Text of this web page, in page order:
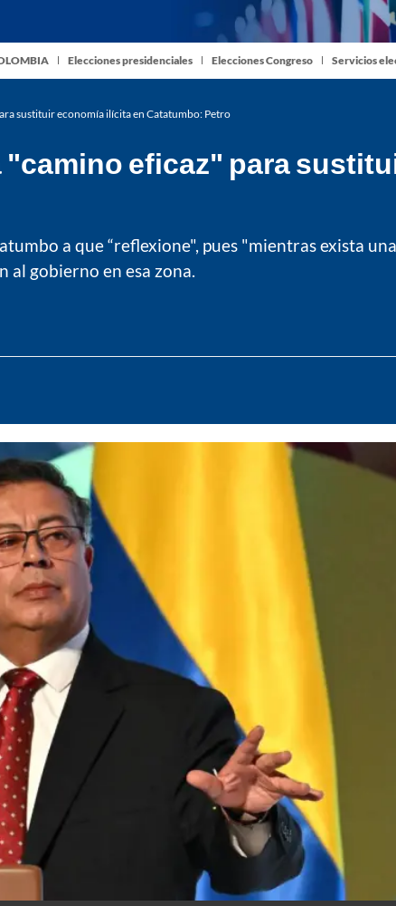
Elecciones presidenciales Elecciones Congreso Servicios
sustituir economía ilícita en Catatumbo: Petro
eficaz" para
a que “reflexione", pues "mientras exista
al gobierno en esa zona.